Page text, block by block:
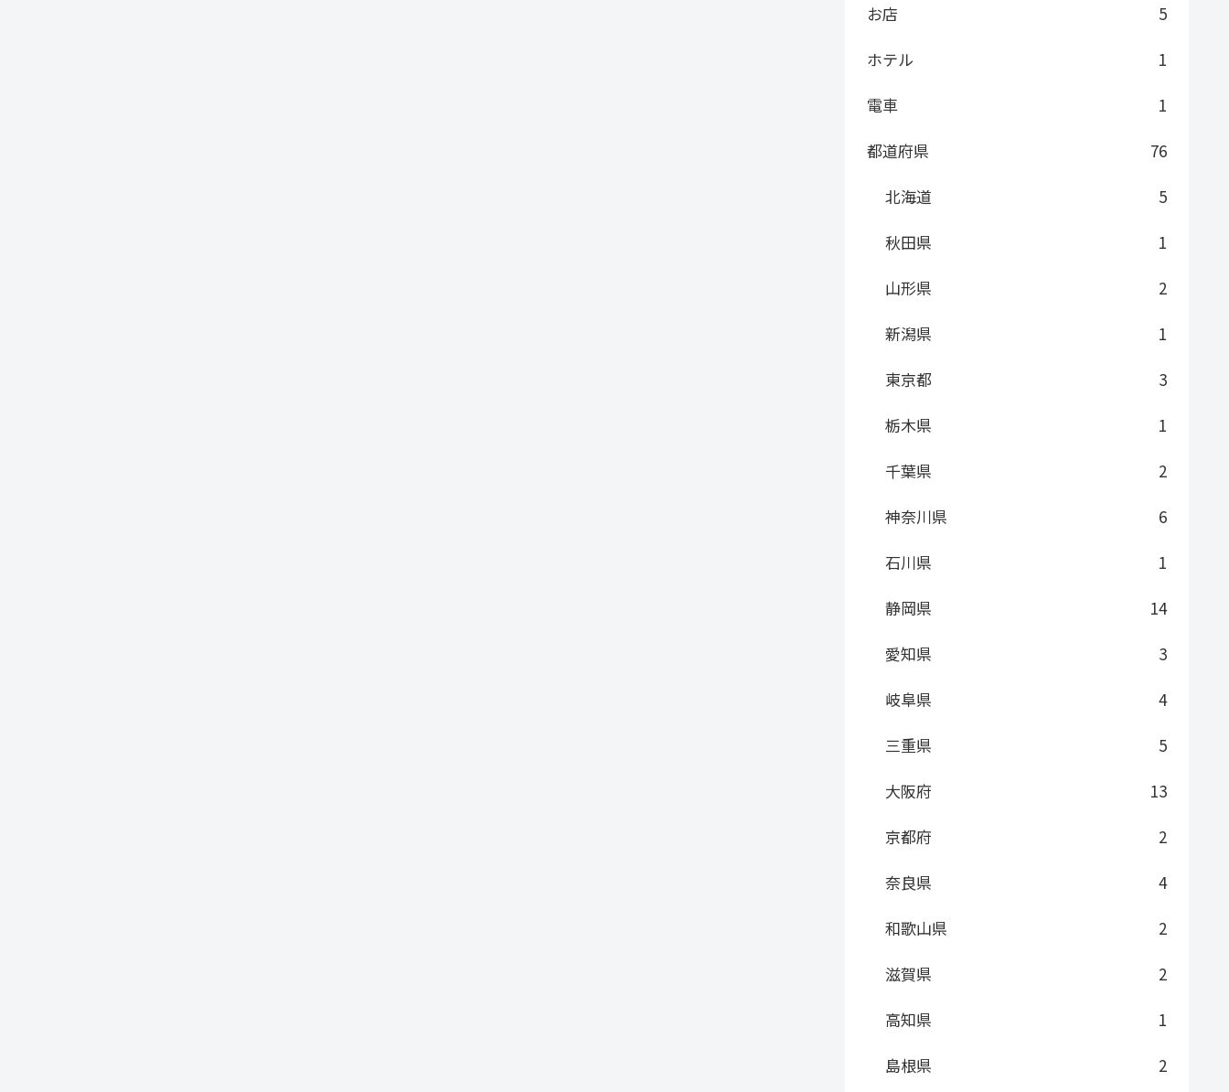
お店
5
ホテル
1
電車
1
都道府県
76
北海道
5
秋田県
1
山形県
2
新潟県
1
東京都
3
栃木県
1
千葉県
2
神奈川県
6
石川県
1
静岡県
14
愛知県
3
岐阜県
4
三重県
5
大阪府
13
京都府
2
奈良県
4
和歌山県
2
滋賀県
2
高知県
1
島根県
2